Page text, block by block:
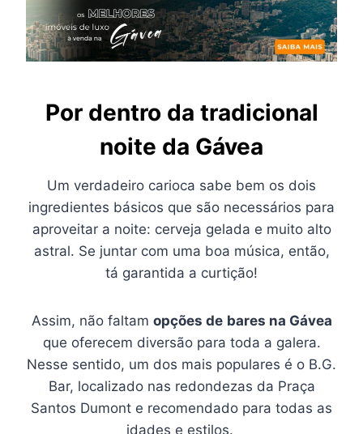
Por dentro da tradicional
noite da Gávea
Um verdadeiro carioca sabe bem os dois
ingredientes básicos que são necessários para
aproveitar a noite: cerveja gelada e muito alto
astral. Se juntar com uma boa música, então,
tá garantida a curtição!
Assim, não faltam opções de bares na Gávea
que oferecem diversão para toda a galera.
Nesse sentido, um dos mais populares é o B.G.
Bar, localizado nas redondezas da Praça
Santos Dumont e recomendado para todas as
idades e estilos.